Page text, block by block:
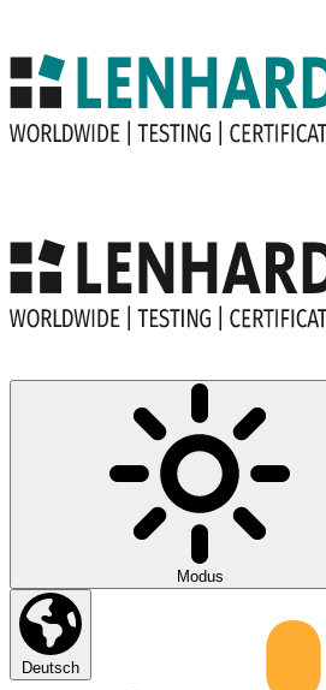
Modus
Deutsch